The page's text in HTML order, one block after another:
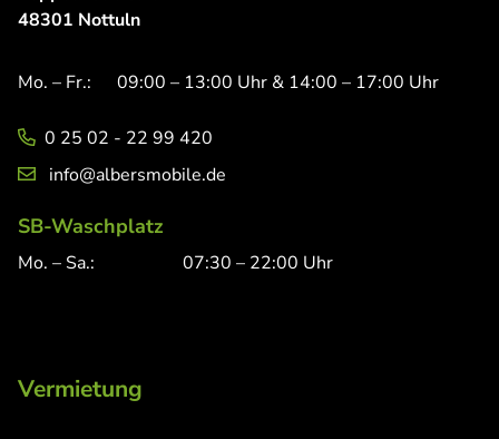
48301 Nottuln
Mo. – Fr.: 09:00 – 13:00 Uhr & 14:00 – 17:00 Uhr
0 25 02 - 22 99 420
info@albersmobile.de
SB-Waschplatz
Mo. – Sa.: 07:30 – 22:00 Uhr
Vermietung